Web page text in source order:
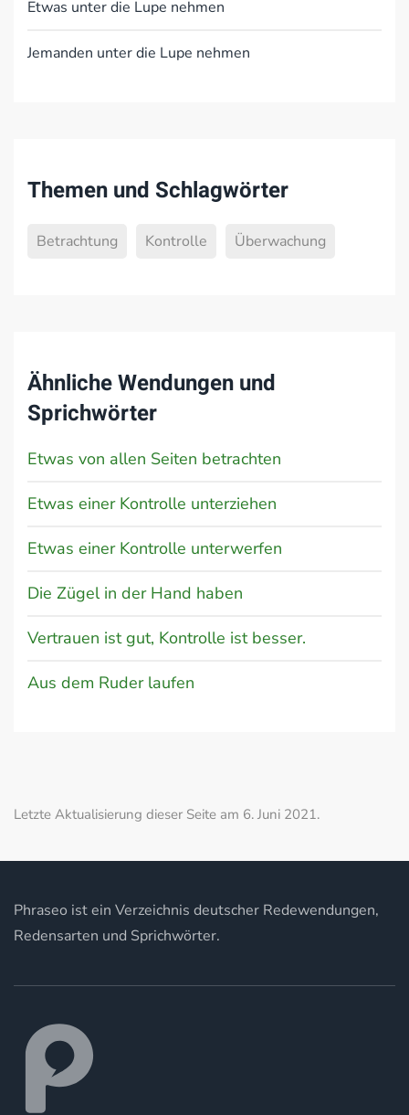
Etwas unter die Lupe nehmen
Jemanden unter die Lupe nehmen
Themen und Schlagwörter
Betrachtung Kontrolle Überwachung
Ähnliche Wendungen und
Sprichwörter
Etwas von allen Seiten betrachten
Etwas einer Kontrolle unterziehen
Etwas einer Kontrolle unterwerfen
Die Zügel in der Hand haben
Vertrauen ist gut, Kontrolle ist besser.
Aus dem Ruder laufen
Letzte Aktualisierung dieser Seite am 6. Juni 2021.
Phraseo ist ein Verzeichnis deutscher Redewendungen,
Redensarten und Sprichwörter.